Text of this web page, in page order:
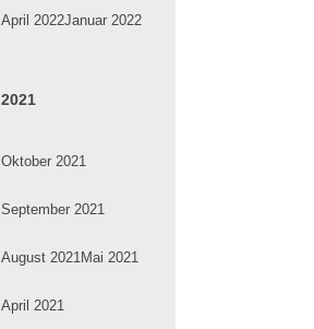
April 2022Januar 2022
2021
Oktober 2021
September 2021
August 2021Mai 2021
April 2021